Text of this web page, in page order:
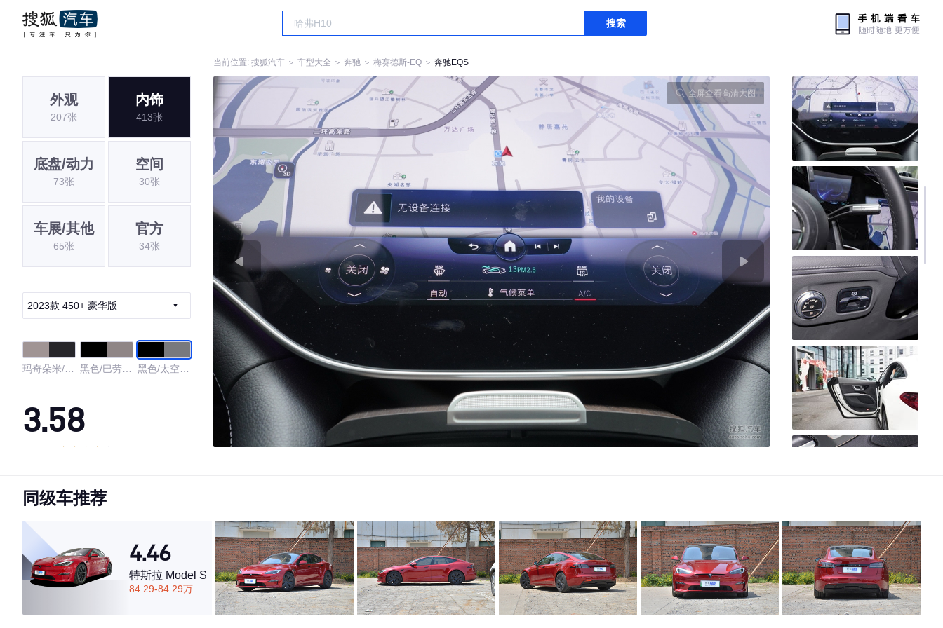
搜索
当前位置: 搜狐汽车 ＞ 车型大全 ＞ 奔驰 ＞ 梅赛德斯-EQ ＞ 奔驰EQS
外观
207张
内饰
413张
底盘/动力
73张
空间
30张
车展/其他
65张
官方
34张
2023款 450+ 豪华版
玛奇朵米/太
黑色/巴劳木
黑色/太空灰
3.58
·内饰表现一般，低于71%同级车
·空间表现一般，低于92%同级车
全屏查看高清大图
同级车推荐
4.46
特斯拉 Model S
84.29-84.29万